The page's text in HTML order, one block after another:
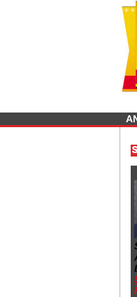
Previous
İran Hörmüzlə bağlı